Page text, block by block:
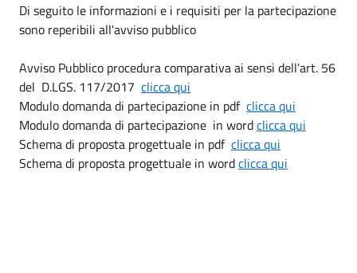
Di seguito le informazioni e i requisiti per la partecipazione
sono reperibili all'avviso pubblico
Avviso Pubblico procedura comparativa ai sensi dell'art. 56
del D.LGS. 117/2017 clicca qui
Modulo domanda di partecipazione in pdf clicca qui
Modulo domanda di partecipazione in wordclicca qui
Schema di proposta progettuale in pdf clicca qui
Schema di proposta progettuale in wordclicca qui